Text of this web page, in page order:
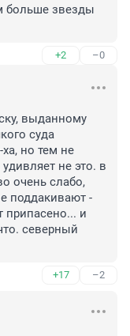
больше звезды
+2 –0
выданному
суда
но тем не
не это. в
очень слабо,
поддакивают -
припасено... и
северный
+17 –2